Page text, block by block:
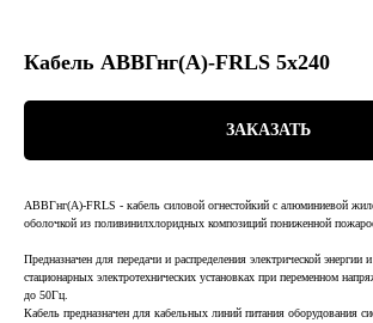
Кабель АВВГнг(А)-FRLS 5х240
ЗАКАЗАТЬ
АВВГнг(А)-FRLS - кабель силовой огнестойкий с алюминиевой
оболочкой из поливинилхлоридных композиций пониженной
Предназначен для передачи и распределения электрической энергии
стационарных электротехнических установках при переменном
до 50Гц.
Кабель предназначен для кабельных линий питания оборудования